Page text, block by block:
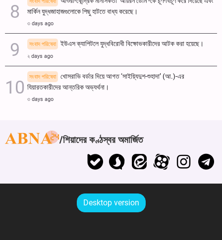
মার্কিন যুদ্ধজাহাজগুলোকে পিছু হাটতে বাধ্য করেছে।
৩ days ago
সংবাদ পরিষেবা ইউএস ক্যাপিটলে যুদ্ধবিরোধী বিক্ষোভকারীদের আটক করা হয়েছে।
২ days ago
সংবাদ পরিষেবা
খোসরাভি বর্ডার দিয়ে আগত ‘সাইয়্যিদুশ-শুহাদা’ (আ.)-এর
যিয়ারতকারীদের আন্তরিক অভ্যর্থনা।
৩ days ago
শিয়াদের কণ্ঠস্বর অমার্জিত
Desktop version